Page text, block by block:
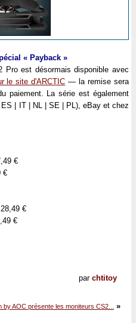
« Payback »
Pro est désormais disponible avec
le site d'ARCTIC — la remise sera
paiement. La série est également
| IT | NL | SE | PL), eBay et chez
€
€
€
€
par chtitoy
by AOC présente les moniteurs CS2...
»